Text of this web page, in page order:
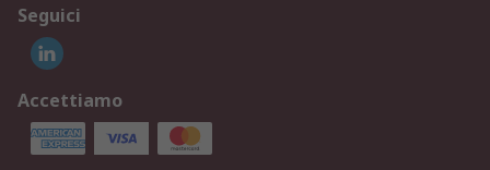
Seguici
Accettiamo